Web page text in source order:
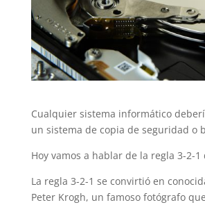
Cualquier sistema informático
un sistema de copia de seguridad o
Hoy vamos a hablar de la regla 3-2-1
La regla 3-2-1 se convirtió en
Peter Krogh, un famoso fotógrafo